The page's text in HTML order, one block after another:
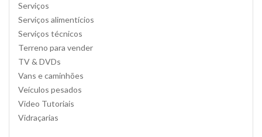
Serviços
Serviços alimentícios
Serviços técnicos
Terreno para vender
TV & DVDs
Vans e caminhões
Veículos pesados
Video Tutoriais
Vidraçarias